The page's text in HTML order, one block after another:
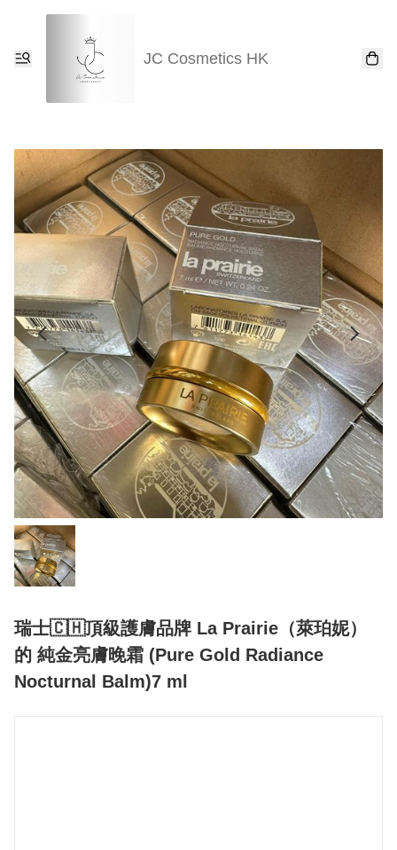
JC Cosmetics HK
瑞士🇨🇭頂級護膚品牌 La Prairie（萊珀妮）
的 純金亮膚晚霜 (Pure Gold Radiance
Nocturnal Balm)7 ml